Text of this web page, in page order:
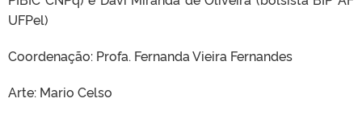
UFPel)
Coordenação: Profa. Fernanda Vieira Fernandes
Arte: Mario Celso